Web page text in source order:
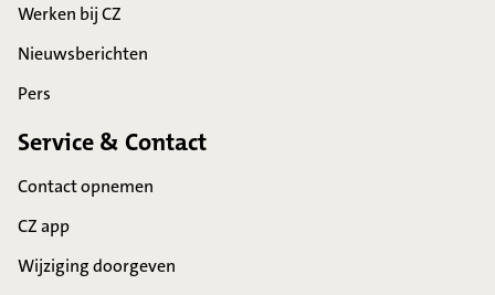
Werken bij CZ
Nieuwsberichten
Pers
Service & Contact
Contact opnemen
CZ app
Wijziging doorgeven